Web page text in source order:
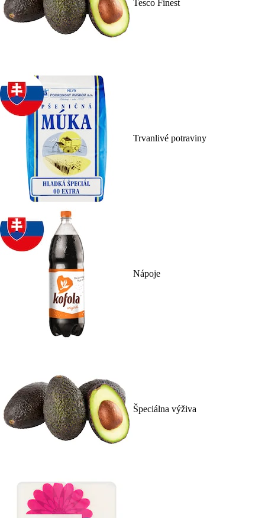
Tesco Finest
Trvanlivé potraviny
Nápoje
Špeciálna výživa